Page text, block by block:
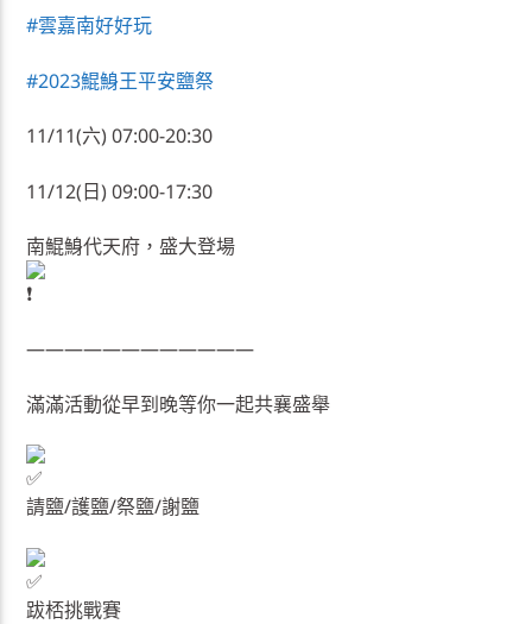
#雲嘉南好好玩
#2023鯤鯓王平安鹽祭
11/11(六) 07:00-20:30
11/12(日) 09:00-17:30
南鯤鯓代天府，盛大登場
————————————
滿滿活動從早到晚等你一起共襄盛舉
請鹽/護鹽/祭鹽/謝鹽
跋桮挑戰賽